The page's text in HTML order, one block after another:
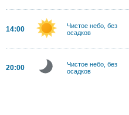
14:00
Чистое небо, без
осадков
20:00
Чистое небо, без
осадков